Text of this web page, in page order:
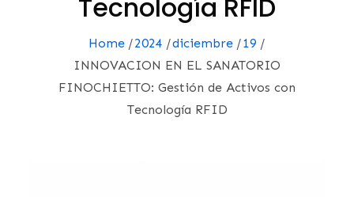
Tecnología RFID
Home 2024 diciembre
19
INNOVACION EN EL SANATORIO
FINOCHIETTO: Gestión de Activos con
Tecnología RFID